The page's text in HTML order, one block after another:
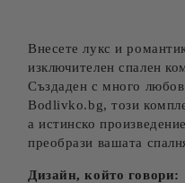
Внесете лукс и
изключителен спален
Създаден с много
Bodlivko.bg, този
а истинско
преобрази вашата
Дизайн, който говори: